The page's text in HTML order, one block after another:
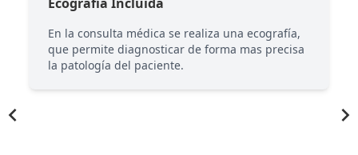
En la consulta médica se realiza una ecografía,
que permite diagnosticar de forma mas precisa
la patología del paciente.